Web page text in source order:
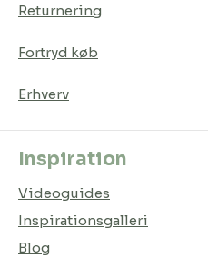
Returnering
Fortryd køb
Erhverv
Inspiration
Videoguides
Inspirationsgalleri
Blog